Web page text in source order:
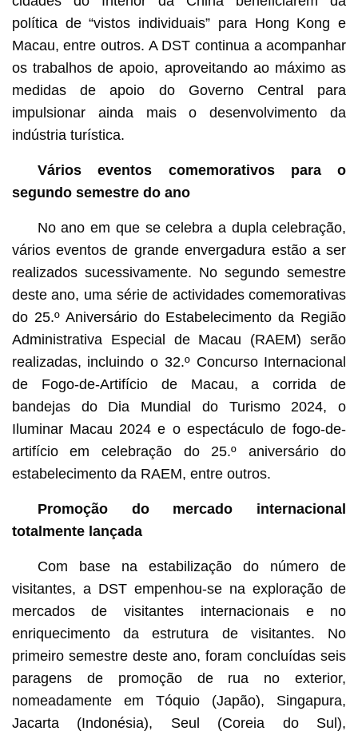
política de “vistos individuais” para Hong Kong e
Macau, entre outros. A DST continua a acompanhar
os trabalhos de apoio, aproveitando ao máximo as
medidas de apoio do Governo Central para
impulsionar ainda mais o desenvolvimento da
indústria turística.
Vários eventos comemorativos para o
segundo semestre do ano
No ano em que se celebra a dupla celebração,
vários eventos de grande envergadura estão a ser
realizados sucessivamente. No segundo semestre
deste ano, uma série de actividades comemorativas
do 25.º Aniversário do Estabelecimento da Região
Administrativa Especial de Macau (RAEM) serão
realizadas, incluindo o 32.º Concurso Internacional
de Fogo-de-Artifício de Macau, a corrida de
bandejas do Dia Mundial do Turismo 2024, o
Iluminar Macau 2024 e o espectáculo de fogo-de-
artifício em celebração do 25.º aniversário do
estabelecimento da RAEM, entre outros.
Promoção do mercado internacional
totalmente lançada
Com base na estabilização do número de
visitantes, a DST empenhou-se na exploração de
mercados de visitantes internacionais e no
enriquecimento da estrutura de visitantes. No
primeiro semestre deste ano, foram concluídas seis
paragens de promoção de rua no exterior,
nomeadamente em Tóquio (Japão), Singapura,
Jacarta (Indonésia), Seul (Coreia do Sul),